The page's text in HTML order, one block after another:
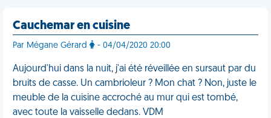
Cauchemar en cuisine
Par Mégane Gérard - 04/04/2020 20:00
Aujourd'hui dans la nuit, j'ai été réveillée en sursaut par du
bruits de casse. Un cambrioleur ? Mon chat ? Non, juste le
meuble de la cuisine accroché au mur qui est tombé,
avec toute la vaisselle dedans. VDM